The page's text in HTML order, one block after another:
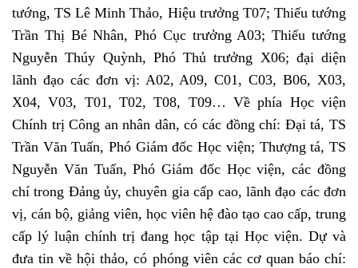
tướng, TS Lê Minh Thảo, Hiệu trưởng T07; Thiếu tướng
Trần Thị Bé Nhân, Phó Cục trưởng A03; Thiếu tướng
Nguyễn Thúy Quỳnh, Phó Thủ trưởng X06; đại diện
lãnh đạo các đơn vị: A02, A09, C01, C03, B06, X03,
X04, V03, T01, T02, T08, T09… Về phía Học viện
Chính trị Công an nhân dân, có các đồng chí: Đại tá, TS
Trần Văn Tuấn, Phó Giám đốc Học viện; Thượng tá, TS
Nguyễn Văn Tuấn, Phó Giám đốc Học viện, các đồng
chí trong Đảng ủy, chuyên gia cấp cao, lãnh đạo các đơn
vị, cán bộ, giảng viên, học viên hệ đào tạo cao cấp, trung
cấp lý luận chính trị đang học tập tại Học viện. Dự và
đưa tin về hội thảo, có phóng viên các cơ quan báo chí: